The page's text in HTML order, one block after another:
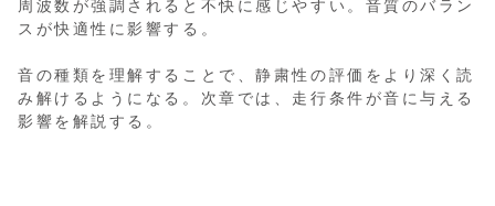
周波数が強調されると不快に感じやすい。音質のバラン
スが快適性に影響する。
音の種類を理解することで、静粛性の評価をより深く読
み解けるようになる。次章では、走行条件が音に与える
影響を解説する。